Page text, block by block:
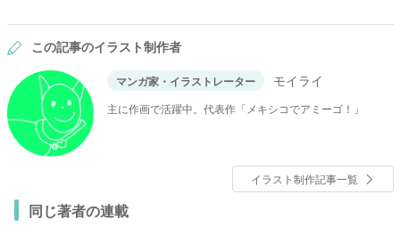
この記事のイラスト制作者
マンガ家・イラストレーター モイライ
主に作画で活躍中。代表作「メキシコでアミーゴ！」
イラスト制作記事一覧
同じ著者の連載